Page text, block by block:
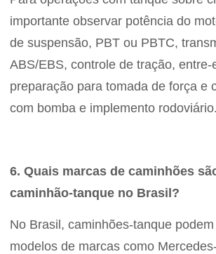
importante observar potência do
de suspensão, PBT ou PBTC,
ABS/EBS, controle de tração, entre-
preparação para tomada de força e
com bomba e implemento rodoviário.
6. Quais marcas de caminhões
caminhão-tanque no Brasil?
No Brasil, caminhões-tanque
modelos de marcas como